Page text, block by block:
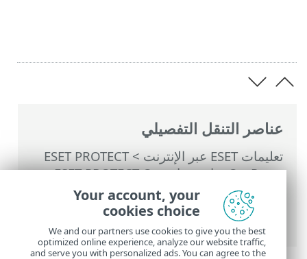
عناصر التنقل التفصيلي
تعليمات ESET عبر الإنترنت >
ESET PROTECT
On-Prem
>
استخدام ‎ESET PROTECT On-
>
القائمة الرئيسية ESET PROTECT On-
Prem
>المزيد >إدارة التراخيص> إضافة
ترخيص - مفتاح الترخيص
Your account, your
cookies choice
We and our partners use cookies to give you the best
optimized online experience, analyze our website traffic,
and serve you with personalized ads. You can agree to the